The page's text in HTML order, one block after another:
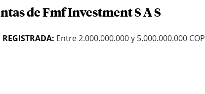
de Fmf Investment S A S
Entre 2.000.000.000 y 5.000.000.000 COP